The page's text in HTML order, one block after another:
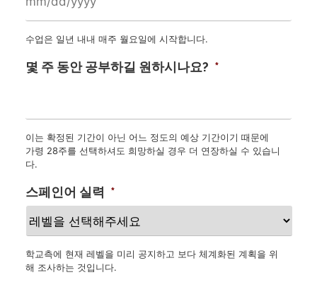
수업은 일년 내내 매주 월요일에 시작합니다.
몇 주 동안 공부하길 원하시나요? *
이는 확정된 기간이 아닌 어느 정도의 예상 기간이기 때문에
가령 28주를 선택하셔도 희망하실 경우 더 연장하실 수 있습니
다.
스페인어 실력 *
학교측에 현재 레벨을 미리 공지하고 보다 체계화된 계획을 위
해 조사하는 것입니다.